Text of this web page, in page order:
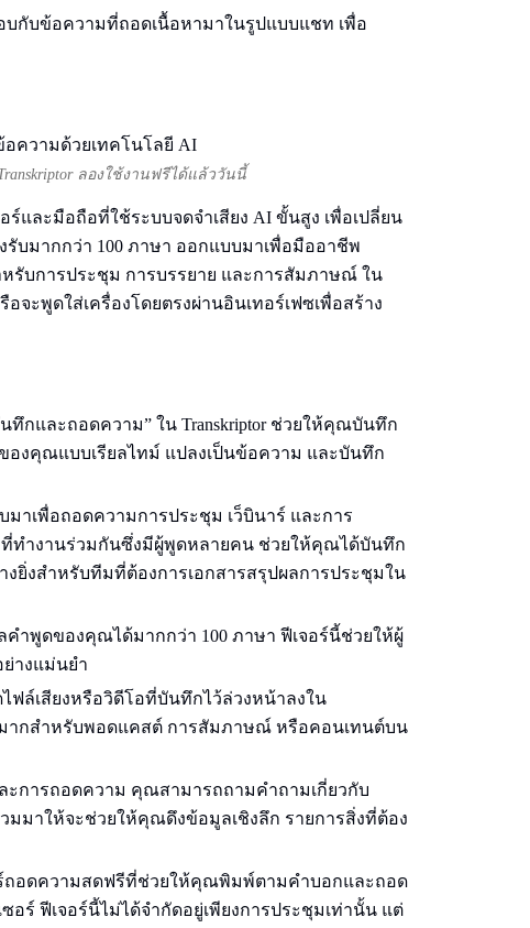
บกับข้อความที่ถอดเนื้อหามาในรูปแบบแชท เพื่อ
ลองใช้งานฟรีได้แล้ววันนี้
ร์และมือถือที่ใช้ระบบจดจำเสียง AI ขั้นสูง เพื่อเปลี่ยน
รับมากกว่า 100 ภาษา ออกแบบมาเพื่อมืออาชีพ
รับการประชุม การบรรยาย และการสัมภาษณ์ ใน
จะพูดใส่เครื่องโดยตรงผ่านอินเทอร์เฟซเพื่อสร้าง
นทึกและถอดความ” ใน Transkriptor ช่วยให้คุณบันทึก
องคุณแบบเรียลไทม์ แปลงเป็นข้อความ และบันทึก
บมาเพื่อถอดความการประชุม เว็บินาร์ และการ
ทำงานร่วมกันซึ่งมีผู้พูดหลายคน ช่วยให้คุณได้บันทึก
ยิ่งสำหรับทีมที่ต้องการเอกสารสรุปผลการประชุมใน
ลคำพูดของคุณได้มากกว่า 100 ภาษา ฟีเจอร์นี้ช่วยให้ผู้
างแม่นยำ
ฟล์เสียงหรือวิดีโอที่บันทึกไว้ล่วงหน้าลงใน
มากสำหรับพอดแคสต์ การสัมภาษณ์ หรือคอนเทนต์บน
ะการถอดความ คุณสามารถถามคำถามเกี่ยวกับ
มาให้จะช่วยให้คุณดึงข้อมูลเชิงลึก รายการสิ่งที่ต้อง
ร์ถอดความสดฟรีที่ช่วยให้คุณพิมพ์ตามคำบอกและถอด
อร์ ฟีเจอร์นี้ไม่ได้จำกัดอยู่เพียงการประชุมเท่านั้น แต่